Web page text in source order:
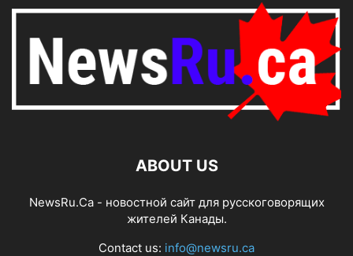
ABOUT US
NewsRu.Ca - новостной сайт для русскоговорящих
жителей Канады.
Contact us: info@newsru.ca